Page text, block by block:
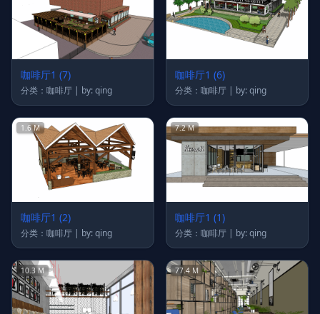
咖啡厅1 (7)
分类：咖啡厅 | by: qing
咖啡厅1 (6)
分类：咖啡厅 | by: qing
1.6 M
咖啡厅1 (2)
分类：咖啡厅 | by: qing
7.2 M
咖啡厅1 (1)
分类：咖啡厅 | by: qing
10.3 M 77.4 M